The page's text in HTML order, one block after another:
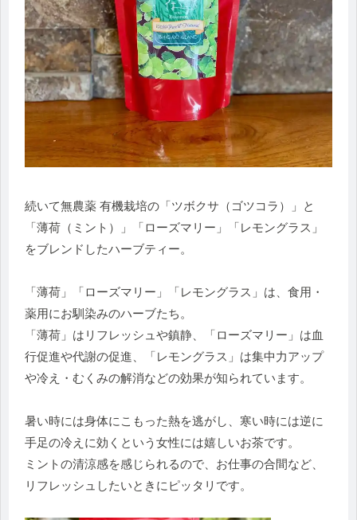
続いて無農薬 有機栽培の「ツボクサ（ゴツコラ）」と
「薄荷（ミント）」「ローズマリー」「レモングラス」
をブレンドしたハーブティー。
「薄荷」「ローズマリー」「レモングラス」は、食用・
薬用にお馴染みのハーブたち。
「薄荷」はリフレッシュや鎮静、「ローズマリー」は血
行促進や代謝の促進、「レモングラス」は集中力アップ
や冷え・むくみの解消などの効果が知られています。
暑い時には身体にこもった熱を逃がし、寒い時には逆に
手足の冷えに効くという女性には嬉しいお茶です。
ミントの清涼感を感じられるので、お仕事の合間など、
リフレッシュしたいときにピッタリです。